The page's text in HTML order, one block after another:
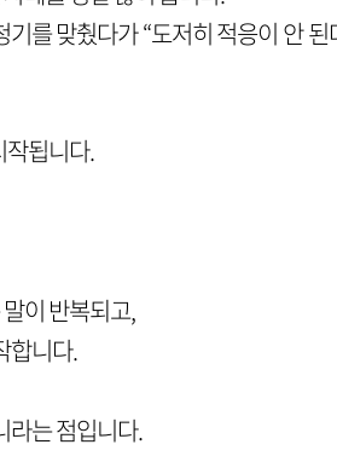
를 맞췄다가 “도저히 적응이 안
작됩니다.
이 반복되고,
합니다.
라는 점입니다.